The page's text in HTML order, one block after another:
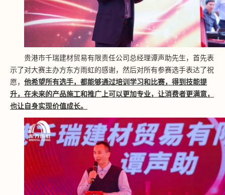
贵港市千瑞建材贸易有限责任公司总经理谭声助先生，首先表
示了对大赛主办方东方雨虹的感谢，然后对所有参赛选手表达了祝
愿， 他希望所有选手，都能够通过培训学习和比赛，得到技能提
升，在未来的产品施工和推广上可以更加专业，让消费者更满意，
也让自身实现价值成长。